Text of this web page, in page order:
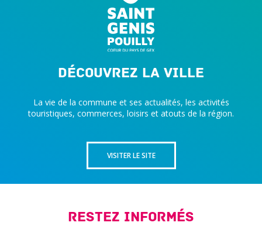
Découvrez la ville
La vie de la commune et ses actualités, les activités
touristiques, commerces, loisirs et atouts de la région.
VISITER LE SITE
Restez informés